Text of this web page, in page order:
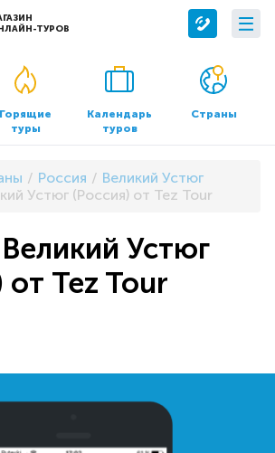
ТУРОВ
О компании
О нас
Контакты
Документы и реквизиты
Горящие
туры
Календарь
туров
Страны
Россия
Великий Устюг
Устюг (Россия) от Tez Tour
Устюг
от Tez Tour